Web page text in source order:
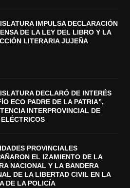
IMPULSA DECLARACIÓN
DE LA LEY DEL LIBRO Y LA
LITERARIA JUJEÑA
DECLARÓ DE INTERÉS
ECO PADRE DE LA PATRIA”,
INTERPROVINCIAL DE
PROVINCIALES
EL IZAMIENTO DE LA
NACIONAL Y LA BANDERA
DE LA LIBERTAD CIVIL EN LA
DE LA POLICÍA